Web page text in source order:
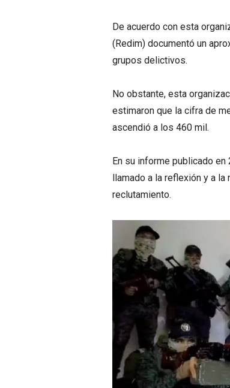
De acuerdo con esta
(Redim) documentó un
grupos delictivos.
No obstante, esta
estimaron que la cifra de
ascendió a los 460 mil.
En su informe publicado
llamado a la reflexión y a
reclutamiento.